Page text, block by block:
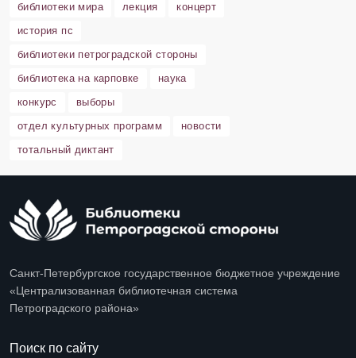
библиотеки мира
лекция
концерт
история пс
библиотеки петроградской стороны
библиотека на карповке
наука
конкурс
выборы
отдел культурных программ
новости
тотальный диктант
Санкт-Петербургское государственное бюджетное учреждение
«Централизованная библиотечная система
Петроградского района»
Поиск по сайту